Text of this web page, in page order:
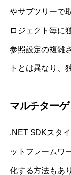
やサブツリーで
ロジェクト毎に
参照設定の複雑
トとは異なり、
マルチター
.NET SDKスタ
ットフレームワ
化する方法もあ